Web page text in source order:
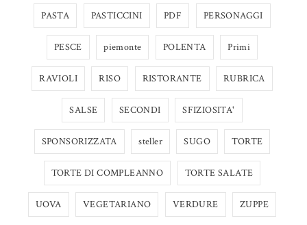
PASTA PASTICCINI PDF PERSONAGGI
PESCE piemonte POLENTA Primi
RAVIOLI RISO RISTORANTE RUBRICA
SALSE SECONDI SFIZIOSITA'
SPONSORIZZATA steller SUGO TORTE
TORTE DI COMPLEANNO TORTE SALATE
UOVA VEGETARIANO VERDURE ZUPPE